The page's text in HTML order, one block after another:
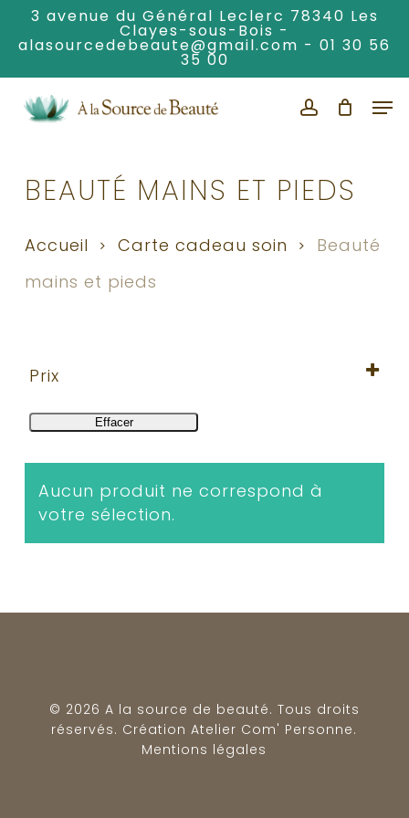
Skip
main
content
3 avenue du Général Leclerc 78340 Les
Clayes-sous-Bois -
alasourcedebeaute@gmail.com - 01 30 56
35 00
account
BEAUTÉ MAINS ET PIEDS
Accueil Carte cadeau soin
Beauté
mains et pieds
Prix
Effacer
Aucun produit ne correspond à
votre sélection.
© 2026 A la source de beauté. Tous droits
réservés. CréationAtelier Com' Personne.
Mentions légales
Menu